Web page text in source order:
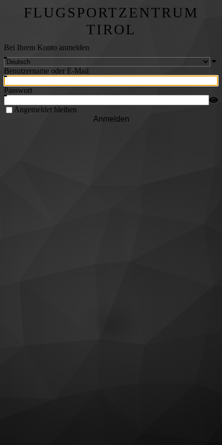
FLUGSPORTZENTRUM
TIROL
Bei Ihrem Konto anmelden
Benutzername oder E-Mail
Passwort
Angemeldet bleiben
Anmelden